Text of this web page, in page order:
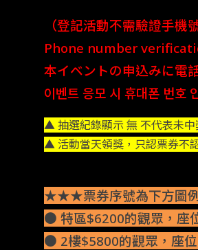
（登記活動不需驗證手機
Phone number
本イベントの申込みに電
이벤트 응모 시 휴대폰 번호
▲ 抽選紀錄顯示 無 不代表未中
▲ 活動當天領獎，只認票券不
★★★票券序號為下方圖
● 特區$6200的觀眾，座
● 2樓$5800的觀眾，座